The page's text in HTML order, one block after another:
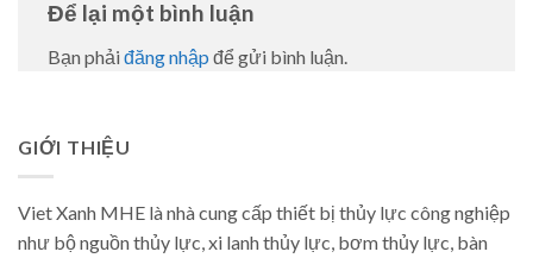
Để lại một bình luận
Bạn phải đăng nhập để gửi bình luận.
GIỚI THIỆU
Viet Xanh MHE là nhà cung cấp thiết bị thủy lực công nghiệp
như bộ nguồn thủy lực, xi lanh thủy lực, bơm thủy lực, bàn